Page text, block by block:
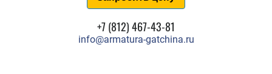
+7 (812) 467-43-81
info@armatura-gatchina.ru